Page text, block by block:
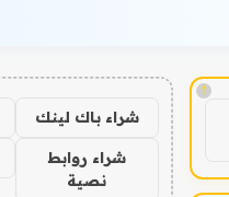
!
شراء باك لينك
شراء روابط
نصية